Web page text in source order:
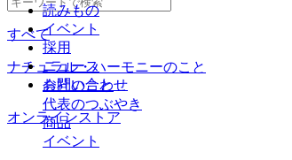
読みもの
イベント
採用
ニュース
お問い合わせ
オンラインストア
すべて
ナチュラル・ハーモニーのこと
会社のこと
代表のつぶやき
商品
イベント